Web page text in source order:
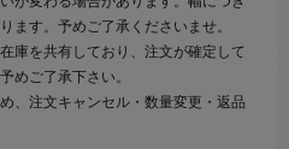
ます。予めご了承くださいませ。
庫を共有しており、注文が確定して
めご了承下さい。
、注文キャンセル・数量変更・返品